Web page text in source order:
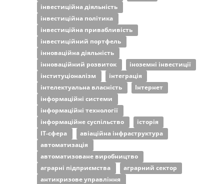
інвестиційна діяльність
інвестиційна політика
інвестиційна привабливість
інвестиційний портфель
інноваційна діяльність
інноваційний розвиток
іноземні інвестиції
інституціоналізм
інтеграція
інтелектуальна власність
Інтернет
інформаційні системи
інформаційні технології
інформаційне суспільство
історія
ІТ-сфера
авіаційна інфраструктура
автоматизація
автоматизоване виробництво
аграрні підприємства
аграрний сектор
антикризове управління